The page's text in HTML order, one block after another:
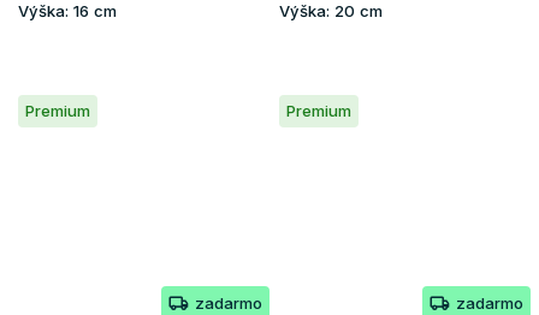
Výška: 16 cm
Výška: 20 cm
Premium
zadarmo
Premium
zadarmo